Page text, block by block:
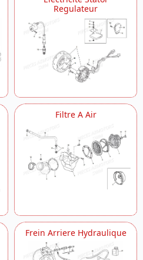
Regulateur
Filtre A Air
Frein Arriere Hydraulique